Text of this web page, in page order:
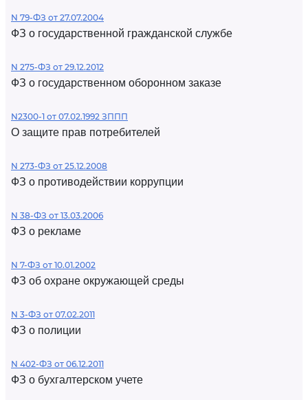
N 79-ФЗ от 27.07.2004
ФЗ о государственной гражданской службе
N 275-ФЗ от 29.12.2012
ФЗ о государственном оборонном заказе
N2300-1 от 07.02.1992 ЗППП
О защите прав потребителей
N 273-ФЗ от 25.12.2008
ФЗ о противодействии коррупции
N 38-ФЗ от 13.03.2006
ФЗ о рекламе
N 7-ФЗ от 10.01.2002
ФЗ об охране окружающей среды
N 3-ФЗ от 07.02.2011
ФЗ о полиции
N 402-ФЗ от 06.12.2011
ФЗ о бухгалтерском учете